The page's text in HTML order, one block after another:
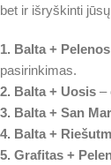
bet ir išryškinti
1. Balta +
pasirinkimas.
2. Balta + Uosis –
3. Balta + San
4. Balta +
5. Grafitas +